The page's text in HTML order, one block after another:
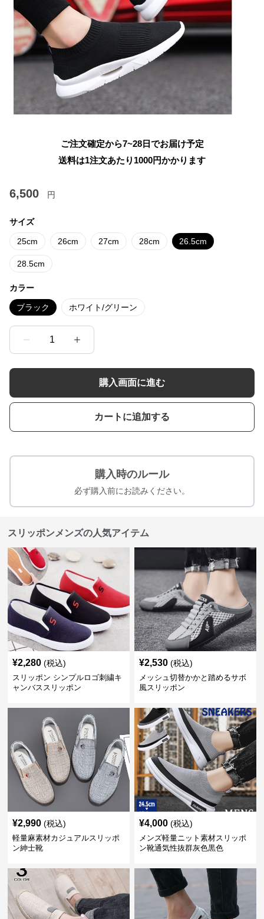
ご注文確定から7~28日でお届け予定
送料は1注文あたり 1000円かかります
6,500 円
サイズ
25cm 26cm 27cm 28cm 26.5cm
28.5cm
カラー
ブラック ホワイト/グリーン
1
購入画面に進む
カートに追加する
購入時のルール
必ず購入前にお読みください。
スリッポンメンズの人気アイテム
¥2,280 (税込)
スリッポン シンプルロゴ刺繍キ
ャンバススリッポン
¥2,530 (税込)
メッシュ切替かかと踏めるサボ
風スリッポン
¥2,990 (税込)
軽量麻素材カジュアルスリッポ
ン紳士靴
¥4,000 (税込)
メンズ軽量ニット素材スリッポ
ン靴通気性抜群灰色黒色